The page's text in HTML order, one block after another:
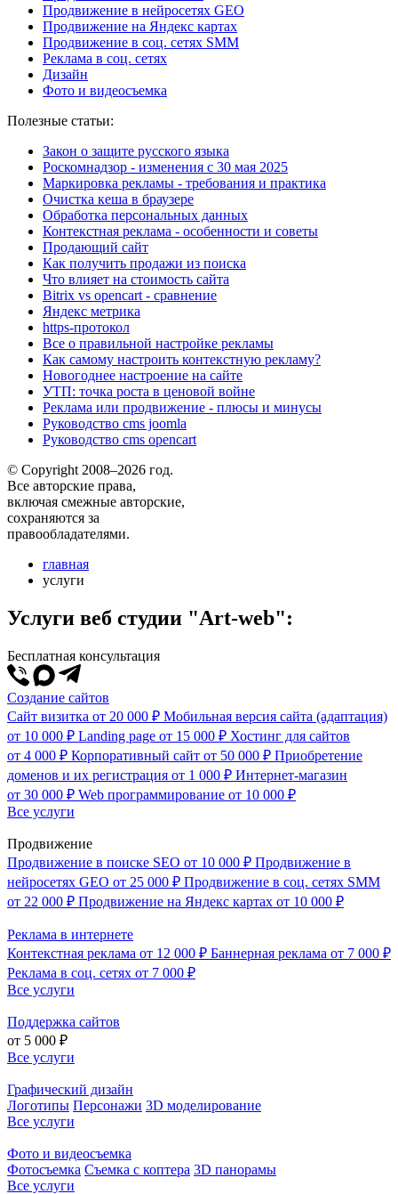
Продвижение в нейросетях GEO
Продвижение на Яндекс картах
Продвижение в соц. сетях SMM
Реклама в соц. сетях
Дизайн
Фото и видеосъемка
Полезные статьи:
Закон о защите русского языка
Роскомнадзор - изменения с 30 мая 2025
Маркировка рекламы - требования и практика
Очистка кеша в браузере
Обработка персональных данных
Контекстная реклама - особенности и советы
Продающий сайт
Как получить продажи из поиска
Что влияет на стоимость сайта
Bitrix vs opencart - сравнение
Яндекс метрика
https-протокол
Все о правильной настройке рекламы
Как самому настроить контекстную рекламу?
Новогоднее настроение на сайте
УТП: точка роста в ценовой войне
Реклама или продвижение - плюсы и минусы
Руководство cms joomla
Руководство cms opencart
© Copyright 2008–2026 год.
Все авторские права,
включая смежные авторские,
сохраняются за
правообладателями.
главная
услуги
Услуги веб студии "Art-web":
Бесплатная консультация
Создание сайтов
Сайт визитка от 20 000 ₽ Мобильная версия сайта (адаптация)
от 10 000 ₽ Landing page от 15 000 ₽ Хостинг для сайтов
от 4 000 ₽ Корпоративный сайт от 50 000 ₽ Приобретение
доменов и их регистрация от 1 000 ₽ Интернет-магазин
от 30 000 ₽ Web программирование от 10 000 ₽
Все услуги
Продвижение
Продвижение в поиске SEO от 10 000 ₽ Продвижение в
нейросетях GEO от 25 000 ₽ Продвижение в соц. сетях SMM
от 22 000 ₽ Продвижение на Яндекс картах от 10 000 ₽
Реклама в интернете
Контекстная реклама от 12 000 ₽ Баннерная реклама от 7 000 ₽
Реклама в соц. сетях от 7 000 ₽
Все услуги
Поддержка сайтов
от 5 000 ₽
Все услуги
Графический дизайн
Логотипы Персонажи 3D моделирование
Все услуги
Фото и видеосъемка
Фотосъемка Съемка с коптера 3D панорамы
Все услуги